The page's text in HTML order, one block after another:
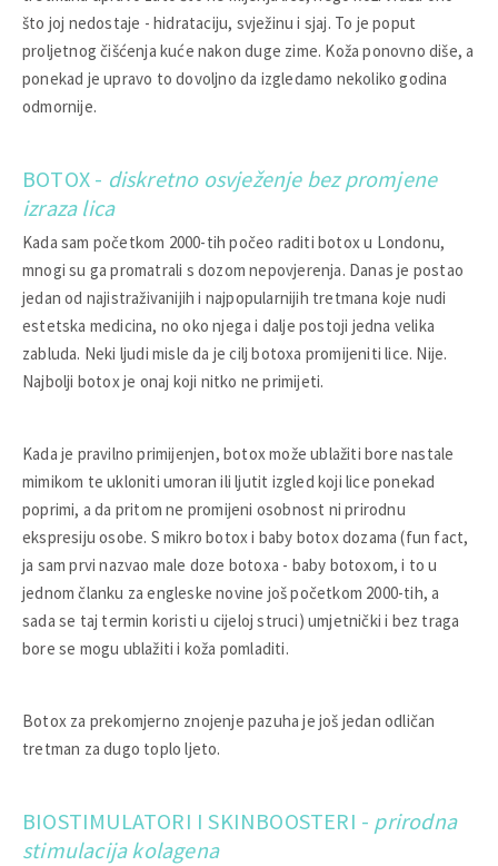
što joj nedostaje - hidrataciju, svježinu i sjaj. To je poput
proljetnog čišćenja kuće nakon duge zime. Koža ponovno diše, a
ponekad je upravo to dovoljno da izgledamo nekoliko godina
odmornije.
BOTOX - diskretno osvježenje bez promjene
izraza lica
Kada sam početkom 2000-tih počeo raditi botox u Londonu,
mnogi su ga promatrali s dozom nepovjerenja. Danas je postao
jedan od najistraživanijih i najpopularnijih tretmana koje nudi
estetska medicina, no oko njega i dalje postoji jedna velika
zabluda. Neki ljudi misle da je cilj botoxa promijeniti lice. Nije.
Najbolji botox je onaj koji nitko ne primijeti.
Kada je pravilno primijenjen, botox može ublažiti bore nastale
mimikom te ukloniti umoran ili ljutit izgled koji lice ponekad
poprimi, a da pritom ne promijeni osobnost ni prirodnu
ekspresiju osobe. S mikro botox i baby botox dozama (fun fact,
ja sam prvi nazvao male doze botoxa - baby botoxom, i to u
jednom članku za engleske novine još početkom 2000-tih, a
sada se taj termin koristi u cijeloj struci) umjetnički i bez traga
bore se mogu ublažiti i koža pomladiti.
Botox za prekomjerno znojenje pazuha je još jedan odličan
tretman za dugo toplo ljeto.
BIOSTIMULATORI I SKINBOOSTERI - prirodna
stimulacija kolagena